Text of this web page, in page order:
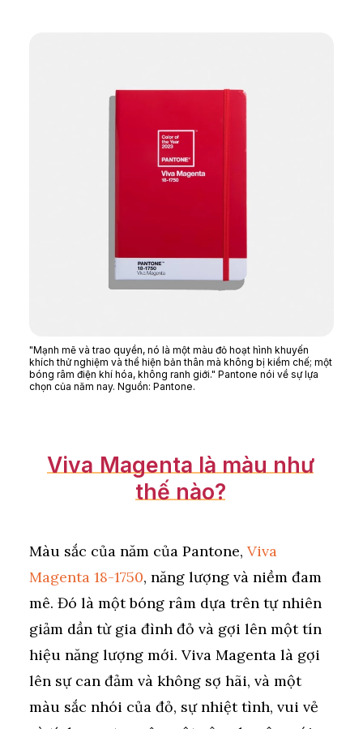
"Mạnh mẽ và trao quyền, nó là một màu đỏ hoạt hình khuyến
khích thử nghiệm và thể hiện bản thân mà không bị kiềm chế; một
bóng râm điện khí hóa, không ranh giới." Pantone nói về sự lựa
chọn của năm nay. Nguồn: Pantone.
Viva Magenta là màu như
thế nào?
Màu sắc của năm của Pantone, Viva
Magenta 18-1750, năng lượng và niềm đam
mê. Đó là một bóng râm dựa trên tự nhiên
giảm dần từ gia đình đỏ và gợi lên một tín
hiệu năng lượng mới. Viva Magenta là gợi
lên sự can đảm và không sợ hãi, và một
màu sắc nhói của đỏ, sự nhiệt tình, vui vẻ